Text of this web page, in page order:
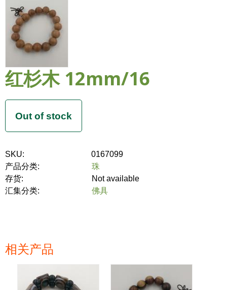
红杉木 12mm/16
SKU:
0167099
产品分类:
珠
存货:
Not available
汇集分类:
佛具
相关产品